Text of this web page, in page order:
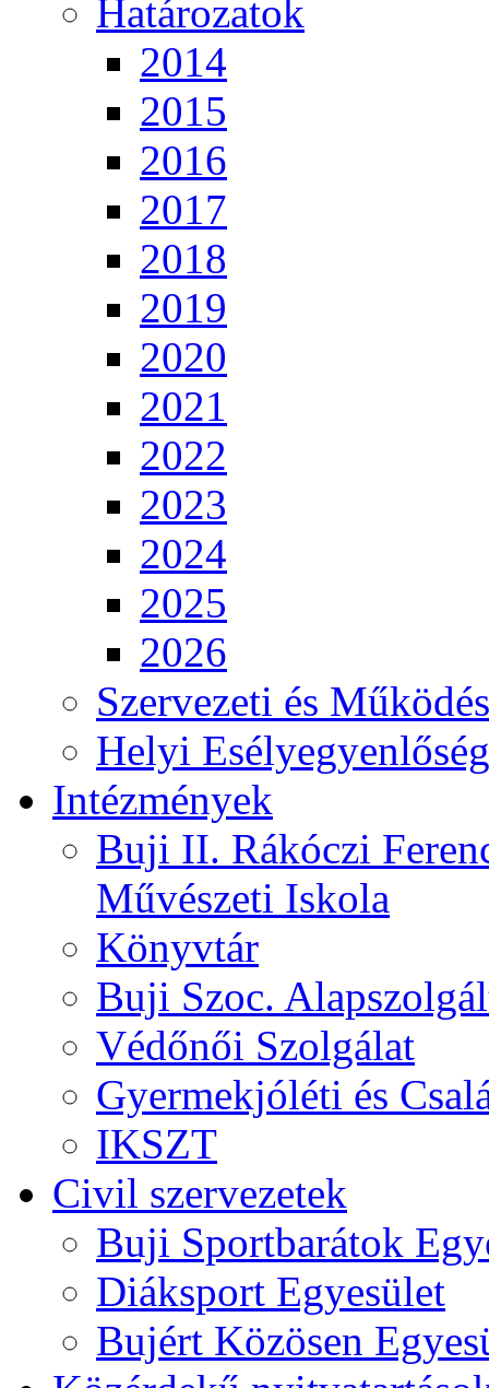
Határozatok
2014
2015
2016
2017
2018
2019
2020
2021
2022
2023
2024
2025
2026
Szervezeti és
Helyi
Intézmények
Buji II. Rákóczi
Művészeti Iskola
Könyvtár
Buji Szoc.
Védőnői Szolgálat
Gyermekjóléti és
IKSZT
Civil szervezetek
Buji Sportbarátok
Diáksport Egyesület
Bujért Közösen